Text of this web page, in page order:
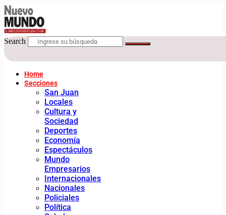
Search
Home
Secciones
San Juan
Locales
Cultura y
Sociedad
Deportes
Economía
Espectáculos
Mundo
Empresarios
Internacionales
Nacionales
Policiales
Política